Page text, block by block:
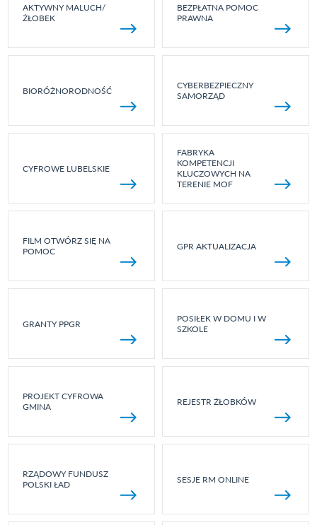
AKTYWNY MALUCH/
ŻŁOBEK
BEZPŁATNA POMOC
PRAWNA
BIORÓŻNORODNOŚĆ
CYBERBEZPIECZNY
SAMORZĄD
CYFROWE LUBELSKIE
FABRYKA
KOMPETENCJI
KLUCZOWYCH NA
TERENIE MOF
FILM OTWÓRZ SIĘ NA
POMOC
GPR AKTUALIZACJA
GRANTY PPGR
POSIŁEK W DOMU I W
SZKOLE
PROJEKT CYFROWA
GMINA
REJESTR ŻŁOBKÓW
RZĄDOWY FUNDUSZ
POLSKI ŁAD
SESJE RM ONLINE